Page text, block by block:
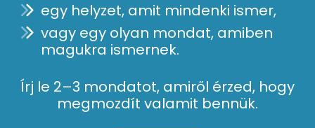
egy helyzet, amit mindenki ismer,
vagy egy olyan mondat, amiben
magukra ismernek.
Írj le 2–3 mondatot, amiről érzed, hogy
megmozdít valamit bennük.